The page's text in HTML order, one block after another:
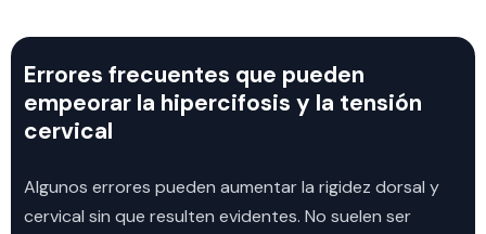
Errores frecuentes que pueden
empeorar la hipercifosis y la tensión
cervical
Algunos errores pueden aumentar la rigidez dorsal y
cervical sin que resulten evidentes. No suelen ser